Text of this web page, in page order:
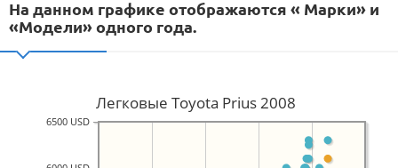
На данном графике отображаются « Марки» и
«Модели» одного года.
Легковые Toyota Prius 2008
6500 USD